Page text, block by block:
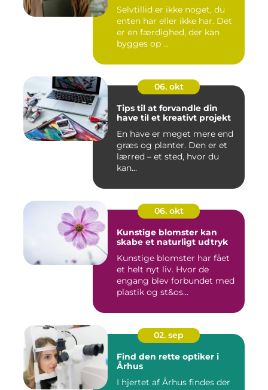
Selvtillid er ikke noget, du
enten har eller ikke har. Det
er en færdighed, der kan
bygges op ...
06. okt
Tips til at forvandle din
have til et kreativt projekt
En have er meget mere end
græs og planter. Den er et
lærred – et sted, hvor du
kan...
06. okt
Kunstige blomster kan
skabe et naturligt udtryk
Kunstige blomster har fået
et helt nyt liv. Hvor de
engang blev forbundet med
plastik og st&os...
02. sep
Find den rette optiker i
Århus
I hjertet af Århus findes der